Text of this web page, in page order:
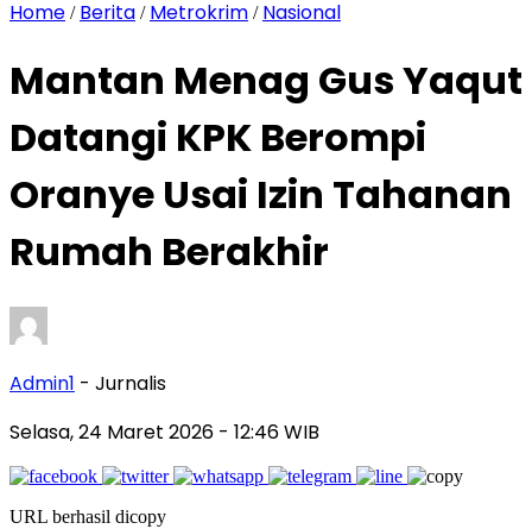
Home / Berita / Metrokrim / Nasional
Mantan Menag Gus Yaqut
Datangi KPK Berompi
Oranye Usai Izin Tahanan
Rumah Berakhir
Admin1 - Jurnalis
Selasa, 24 Maret 2026 - 12:46 WIB
URL berhasil dicopy